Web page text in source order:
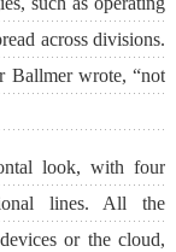
across divisions.
Ballmer wrote, “not
look, with four
lines. All the
or the cloud,